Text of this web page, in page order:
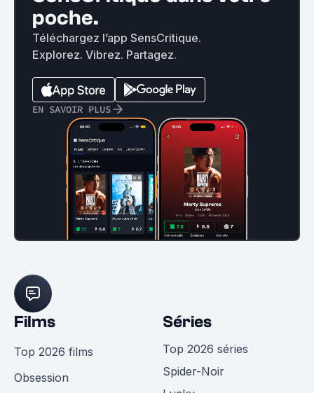
poche.
Téléchargez l’app SensCritique.
Explorez. Vibrez. Partagez.
EN SAVOIR PLUS
Films
Top 2026 films
Obsession
Séries
Top 2026 séries
Spider-Noir